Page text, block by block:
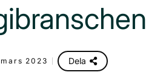
2023 Dela